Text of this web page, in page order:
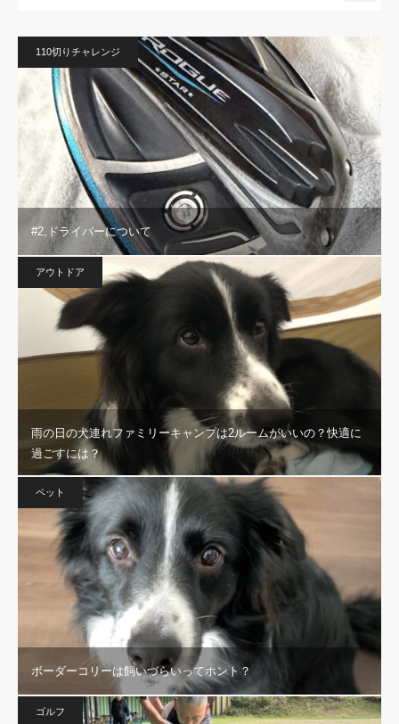
110切りチャレンジ
#2,ドライバーについて
アウトドア
雨の日の犬連れファミリーキャンプは2ルームがいいの？快適に
過ごすには？
ペット
ボーダーコリーは飼いづらいってホント？
ゴルフ